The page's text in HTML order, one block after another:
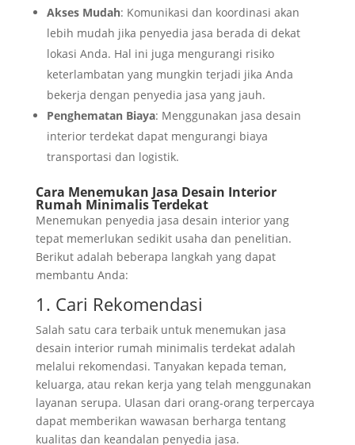
Akses Mudah: Komunikasi dan koordinasi akan
lebih mudah jika penyedia jasa berada di dekat
lokasi Anda. Hal ini juga mengurangi risiko
keterlambatan yang mungkin terjadi jika Anda
bekerja dengan penyedia jasa yang jauh.
Penghematan Biaya: Menggunakan jasa desain
interior terdekat dapat mengurangi biaya
transportasi dan logistik.
Cara Menemukan Jasa Desain Interior
Rumah Minimalis Terdekat
Menemukan penyedia jasa desain interior yang
tepat memerlukan sedikit usaha dan penelitian.
Berikut adalah beberapa langkah yang dapat
membantu Anda:
1. Cari Rekomendasi
Salah satu cara terbaik untuk menemukan jasa
desain interior rumah minimalis terdekat adalah
melalui rekomendasi. Tanyakan kepada teman,
keluarga, atau rekan kerja yang telah menggunakan
layanan serupa. Ulasan dari orang-orang terpercaya
dapat memberikan wawasan berharga tentang
kualitas dan keandalan penyedia jasa.